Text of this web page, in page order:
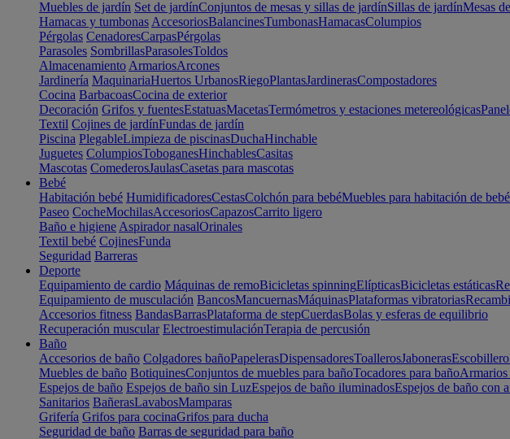
Muebles de jardín Set de jardínConjuntos de mesas y sillas de jardínSillas de jardínMesas
Hamacas y tumbonas AccesoriosBalancinesTumbonasHamacasColumpios
Pérgolas CenadoresCarpasPérgolas
Parasoles SombrillasParasolesToldos
Almacenamiento ArmariosArcones
Jardinería MaquinariaHuertos UrbanosRiegoPlantasJardinerasCompostadores
Cocina BarbacoasCocina de exterior
Decoración Grifos y fuentesEstatuasMacetasTermómetros y estaciones metereológicas
Textil Cojines de jardínFundas de jardín
Piscina PlegableLimpieza de piscinasDuchaHinchable
Juguetes ColumpiosToboganesHinchablesCasitas
Mascotas ComederosJaulasCasetas para mascotas
Bebé
Habitación bebé HumidificadoresCestasColchón para bebéMuebles para habitación de bebé
Paseo CocheMochilasAccesoriosCapazosCarrito ligero
Baño e higiene Aspirador nasalOrinales
Textil bebé CojinesFunda
Seguridad Barreras
Deporte
Equipamiento de cardio Máquinas de remoBicicletas spinningElípticasBicicletas estáticas
Equipamiento de musculación BancosMancuernasMáquinasPlataformas vibratorias
Accesorios fitness BandasBarrasPlataforma de stepCuerdasBolas y esferas de equilibrio
Recuperación muscular ElectroestimulaciónTerapia de percusión
Baño
Accesorios de baño Colgadores bañoPapelerasDispensadoresToallerosJabonerasEscobillero
Muebles de baño BotiquinesConjuntos de muebles para bañoTocadores para bañoArmarios
Espejos de baño Espejos de baño sin LuzEspejos de baño iluminadosEspejos de baño con
Sanitarios BañerasLavabosMamparas
Grifería Grifos para cocinaGrifos para ducha
Seguridad de baño Barras de seguridad para baño